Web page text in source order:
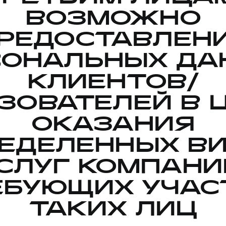
ВОЗМОЖНО
КЛИЕНТОВ/
В
ОКАЗАНИЯ
ТАКИХ ЛИЦ